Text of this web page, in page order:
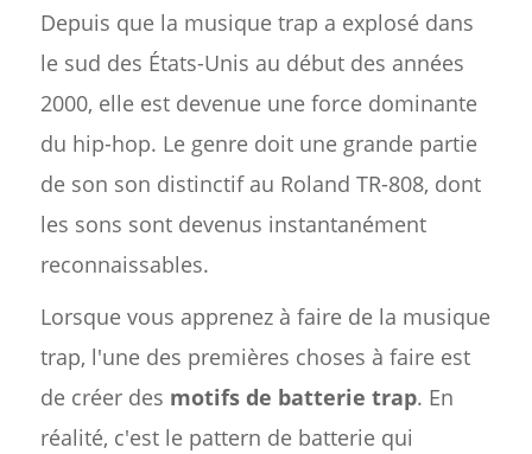
Depuis que la musique trap a explosé dans
le sud des États-Unis au début des années
2000, elle est devenue une force dominante
du hip-hop. Le genre doit une grande partie
de son son distinctif au Roland TR-808, dont
les sons sont devenus instantanément
reconnaissables.
Lorsque vous apprenez à faire de la musique
trap, l'une des premières choses à faire est
de créer des motifs de batterie trap. En
réalité, c'est le pattern de batterie qui